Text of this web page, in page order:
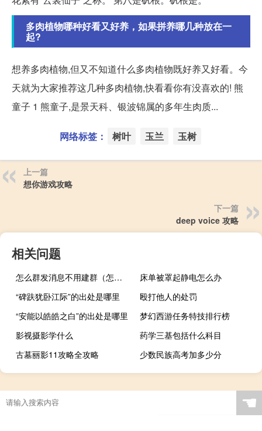
多肉植物哪种好看又好养，如果拼养哪几种放在一
起?
想养多肉植物,但又不知道什么多肉植物既好养又好看。今
天就为大家推荐这几种多肉植物,快看看你有没喜欢的! 熊
童子 1 熊童子,是景天科、银波锦属的多年生肉质...
网络标签： 树叶 玉兰 玉树
上一篇
想你游戏攻略
下一篇
deep voice 攻略
相关问题
怎么群发消息不用建群（怎么群发）
床单被罩起静电怎么办
“碑趺犹卧江际”的出处是哪里
殴打他人的处罚
“安能以皓皓之白”的出处是哪里
梦幻西游任务特技排行榜
影视摄影学什么
药学三基包括什么科目
古墓丽影11攻略全攻略
少数民族高考加多少分
☚